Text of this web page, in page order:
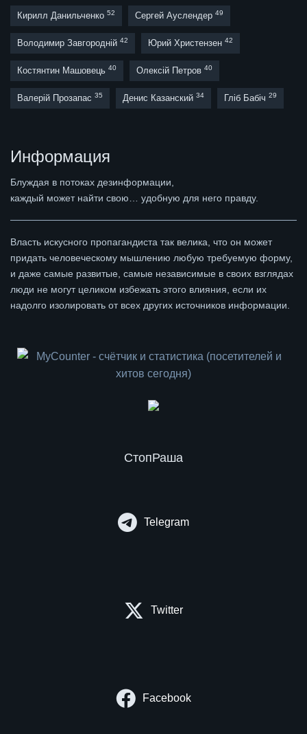
Кирилл Данильченко 52 Сергей Ауслендер 49
Володимир Завгородній 42 Юрий Христензен 42
Костянтин Машовець 40 Олексій Петров 40
Валерій Прозапас 35 Денис Казанский 34 Гліб Бабіч 29
Информация
Блуждая в потоках дезинформации,
каждый может найти свою… удобную для него правду.
Власть искусного пропагандиста так велика, что он может
придать человеческому мышлению любую требуемую форму,
и даже самые развитые, самые независимые в своих взглядах
люди не могут целиком избежать этого влияния, если их
надолго изолировать от всех других источников информации.
СтопРаша
Telegram
Twitter
Facebook